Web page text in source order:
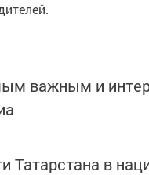
важным и
Татарстана в